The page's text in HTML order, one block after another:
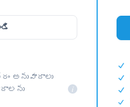
అనువాదాలు
i